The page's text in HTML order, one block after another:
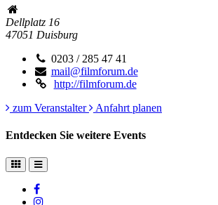
Dellplatz 16
47051 Duisburg
0203 / 285 47 41
mail@filmforum.de
http://filmforum.de
zum Veranstalter
Anfahrt planen
Entdecken Sie weitere Events